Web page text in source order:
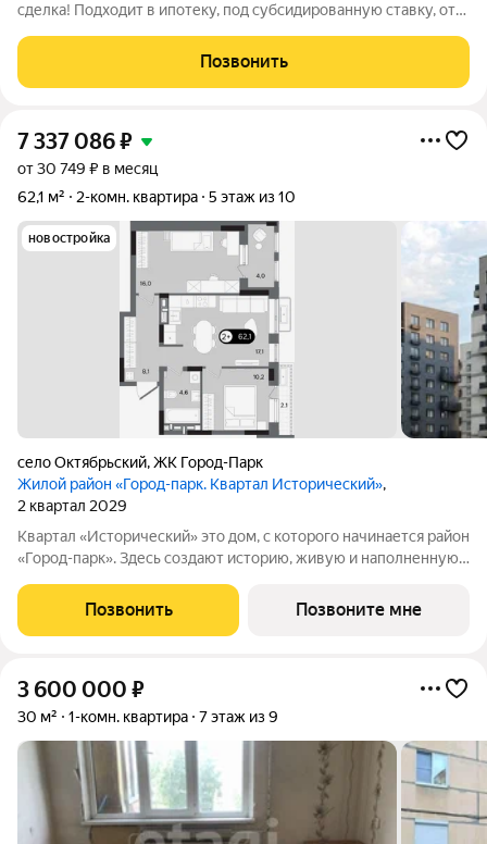
сделка! Подходит в ипотеку, под субсидированную ставку, от
расположение комнат, раздельный санузел, просторная
гардеробная, 2 лоджии и
Позвонить
7 337 086₽
от 30 749 ₽ в месяц
62,1 м²
2-комн. квартира 5 этаж из 10
новостройка
село Октябрьский,ЖК Город-Парк
Жилой район «Город-парк. Квартал Исторический»,
2 квартал 2029
Квартал «Исторический» это дом, с которого начинается район
«Город-парк». Здесь создают историю, живую и наполненную
от семи до десяти этажей и двух десятиэтажных башен,
выходящих на
Позвонить Позвоните мне
3 600 000 ₽
30 м² 1-комн. квартира 7 этаж из 9